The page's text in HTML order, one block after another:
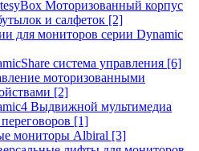
Моторизованный корпус
и салфеток [2]
для мониторов серии Dynamic
система управления [6]
моторизованными
[2]
Выдвижной мультимедиа
[1]
мониторы Albiral [3]